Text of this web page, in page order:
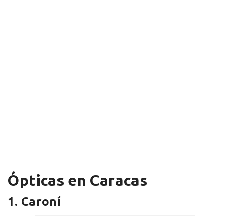
Ópticas en Caracas
1. Caroní